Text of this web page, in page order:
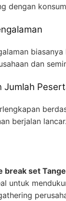
dengan
biasanya
dan
Jumlah
berjalan lancar.
break set
untuk